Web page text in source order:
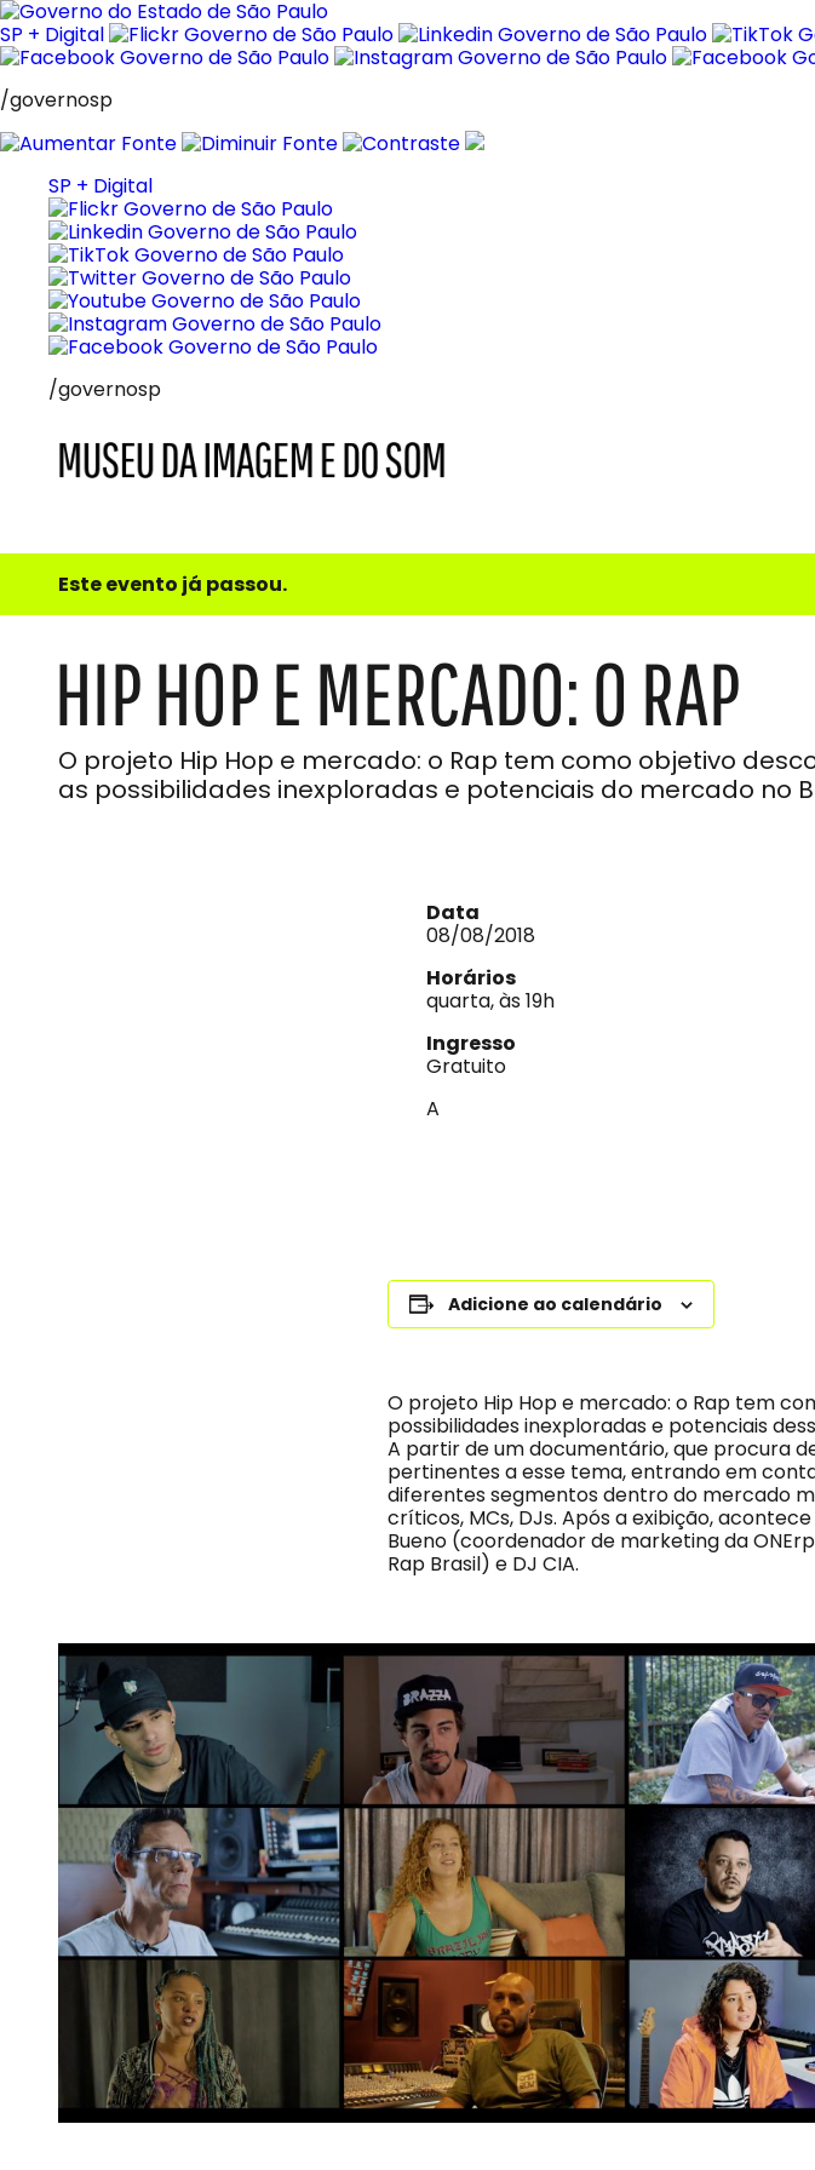
Pular
para
o
SP + Digital
/governosp
SP + Digital
/governosp
e
do
Som
Este evento já passou.
HIP HOP E MERCADO: O RAP
O projeto Hip Hop e mercado: o Rap tem como objetivo
as possibilidades inexploradas e potenciais do mercado no
Data
08/08/2018
Horários
quarta, às 19h
Ingresso
Gratuito
A
Adicione ao calendário
O projeto Hip Hop e mercado: o Rap tem
possibilidades inexploradas e potenciais
A partir de um documentário, que procura
pertinentes a esse tema, entrando em
diferentes segmentos dentro do mercado
críticos, MCs, DJs. Após a exibição,
Bueno (coordenador de marketing da
Rap Brasil) e DJ CIA.